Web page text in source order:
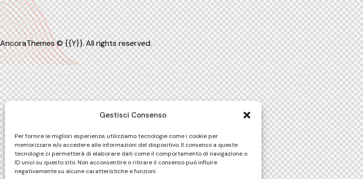
Gestisci Consenso
Per fornire le migliori esperienze, utilizziamo tecnologie come i cookie per
memorizzare e/o accedere alle informazioni del dispositivo. Il consenso a queste
tecnologie ci permetterà di elaborare dati come il comportamento di navigazione o
ID unici su questo sito. Non acconsentire o ritirare il consenso può influire
negativamente su alcune caratteristiche e funzioni.
AncoraThemes© {{Y}}. All rights reserved.